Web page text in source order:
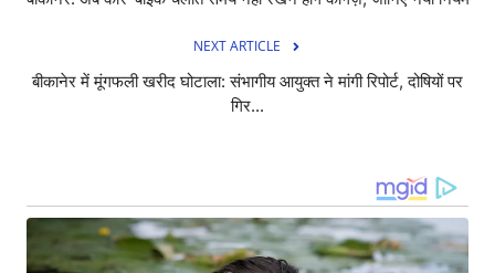
NEXT ARTICLE
बीकानेर में मूंगफली खरीद घोटाला: संभागीय आयुक्त ने मांगी रिपोर्ट, दोषियों पर
गिर...